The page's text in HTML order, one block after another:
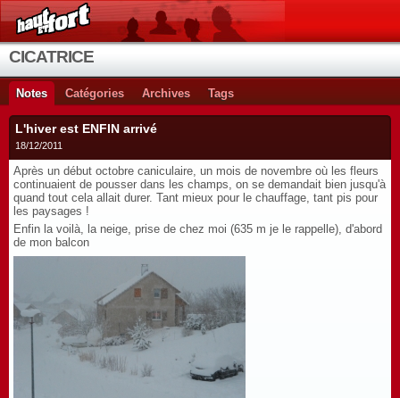
CICATRICE
Notes Catégories Archives Tags
L'hiver est ENFIN arrivé
18/12/2011
Après un début octobre caniculaire, un mois de novembre où les fleurs
continuaient de pousser dans les champs, on se demandait bien jusqu'à
quand tout cela allait durer. Tant mieux pour le chauffage, tant pis pour
les paysages !
Enfin la voilà, la neige, prise de chez moi (635 m je le rappelle), d'abord
de mon balcon